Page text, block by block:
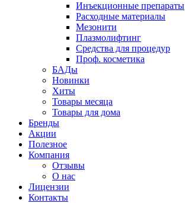
Инъекционные препараты
Расходные материалы
Мезонити
Плазмолифтинг
Средства для процедур
Проф. косметика
БАДы
Новинки
Хиты
Товары месяца
Товары для дома
Бренды
Акции
Полезное
Компания
Отзывы
О нас
Лицензии
Контакты